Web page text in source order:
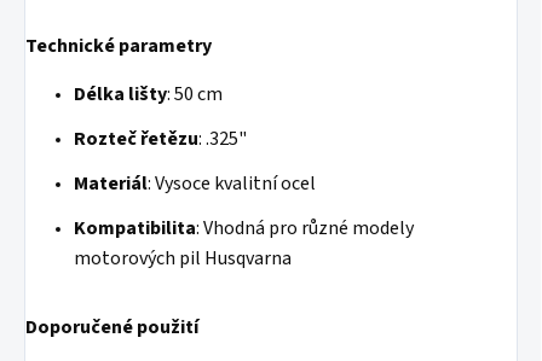
Technické parametry
Délka lišty: 50 cm
Rozteč řetězu: .325"
Materiál: Vysoce kvalitní ocel
Kompatibilita: Vhodná pro různé modely
motorových pil Husqvarna
Doporučené použití